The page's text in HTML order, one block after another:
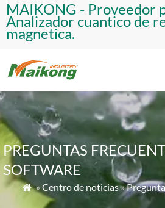
​MAIKONG - Proveedor
Analizador cuantico de
magnetica.​
PREGUNTAS
SOFTWARE
 »Centro de noticias»